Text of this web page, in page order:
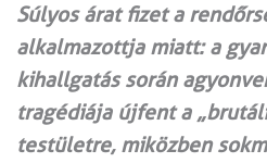
Súlyos árat fizet a
alkalmazottja miatt: a
kihallgatás során
tragédiája újfent a
testületre, miközben